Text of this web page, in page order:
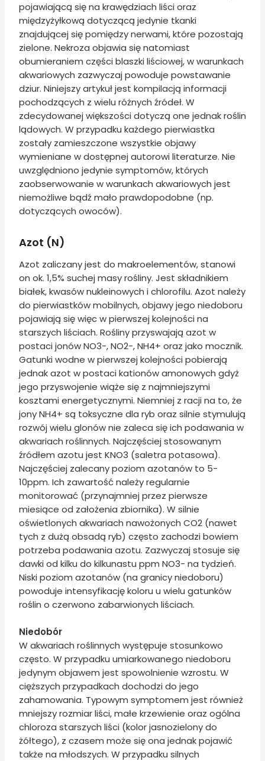
pojawiającą się na krawędziach liści oraz
międzyżyłkową dotyczącą jedynie tkanki
znajdującej się pomiędzy nerwami, które pozostają
zielone. Nekroza objawia się natomiast
obumieraniem części blaszki liściowej, w warunkach
akwariowych zazwyczaj powoduje powstawanie
dziur. Niniejszy artykuł jest kompilacją informacji
pochodzących z wielu różnych źródeł. W
zdecydowanej większości dotyczą one jednak roślin
lądowych. W przypadku każdego pierwiastka
zostały zamieszczone wszystkie objawy
wymieniane w dostępnej autorowi literaturze. Nie
uwzględniono jedynie symptomów, których
zaobserwowanie w warunkach akwariowych jest
niemożliwe bądź mało prawdopodobne (np.
dotyczących owoców).
Azot (N)
Azot zaliczany jest do makroelementów, stanowi
on ok. 1,5% suchej masy rośliny. Jest składnikiem
białek, kwasów nukleinowych i chlorofilu. Azot należy
do pierwiastków mobilnych, objawy jego niedoboru
pojawiają się więc w pierwszej kolejności na
starszych liściach. Rośliny przyswajają azot w
postaci jonów NO3-, NO2-, NH4+ oraz jako mocznik.
Gatunki wodne w pierwszej kolejności pobierają
jednak azot w postaci kationów amonowych gdyż
jego przyswojenie wiąże się z najmniejszymi
kosztami energetycznymi. Niemniej z racji na to, że
jony NH4+ są toksyczne dla ryb oraz silnie stymulują
rozwój wielu glonów nie zaleca się ich podawania w
akwariach roślinnych. Najczęściej stosowanym
źródłem azotu jest KNO3 (saletra potasowa).
Najczęściej zalecany poziom azotanów to 5-
10ppm. Ich zawartość należy regularnie
monitorować (przynajmniej przez pierwsze
miesiące od założenia zbiornika). W silnie
oświetlonych akwariach nawożonych CO2 (nawet
tych z dużą obsadą ryb) często zachodzi bowiem
potrzeba podawania azotu. Zazwyczaj stosuje się
dawki od kilku do kilkunastu ppm NO3- na tydzień.
Niski poziom azotanów (na granicy niedoboru)
powoduje intensyfikację koloru u wielu gatunków
roślin o czerwono zabarwionych liściach.
Niedobór
W akwariach roślinnych występuje stosunkowo
często. W przypadku umiarkowanego niedoboru
jedynym objawem jest spowolnienie wzrostu. W
cięższych przypadkach dochodzi do jego
zahamowania. Typowym symptomem jest również
mniejszy rozmiar liści, małe krzewienie oraz ogólna
chloroza starszych liści (kolor jasnozielony do
żółtego), z czasem może się ona jednak pojawić
także na młodszych. W przypadku silnych